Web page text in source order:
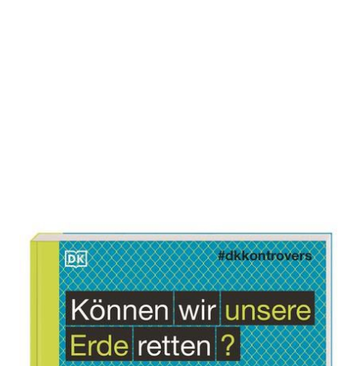
Können wir unsere Erde retten?
Zur Wunschliste hinzufügen
Große Fragen des 21. Jahrhunderts